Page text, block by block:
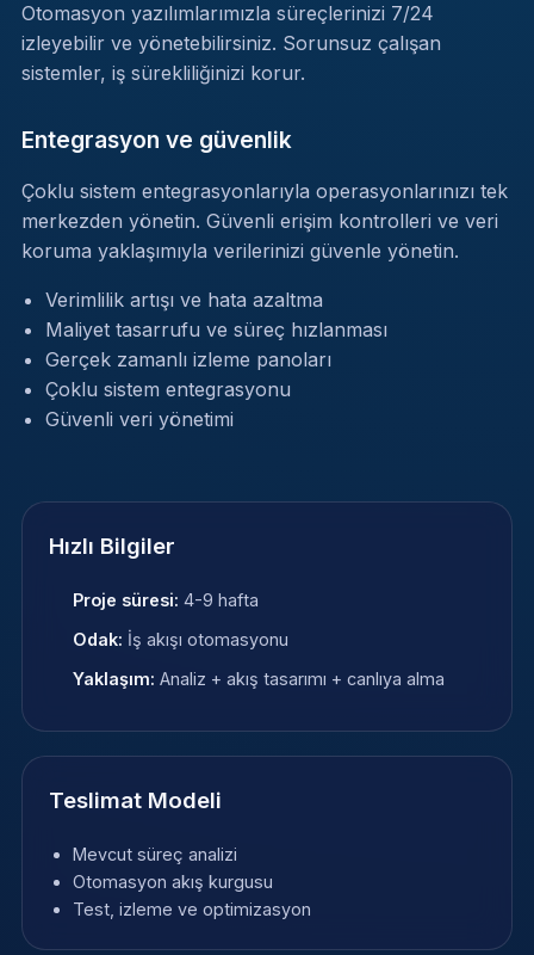
Otomasyon yazılımlarımızla süreçlerinizi 7/24
izleyebilir ve yönetebilirsiniz. Sorunsuz çalışan
sistemler, iş sürekliliğinizi korur.
Entegrasyon ve güvenlik
Çoklu sistem entegrasyonlarıyla operasyonlarınızı tek
merkezden yönetin. Güvenli erişim kontrolleri ve veri
koruma yaklaşımıyla verilerinizi güvenle yönetin.
Verimlilik artışı ve hata azaltma
Maliyet tasarrufu ve süreç hızlanması
Gerçek zamanlı izleme panoları
Çoklu sistem entegrasyonu
Güvenli veri yönetimi
Hızlı Bilgiler
Proje süresi: 4-9 hafta
Odak: İş akışı otomasyonu
Yaklaşım: Analiz + akış tasarımı + canlıya alma
Teslimat Modeli
Mevcut süreç analizi
Otomasyon akış kurgusu
Test, izleme ve optimizasyon